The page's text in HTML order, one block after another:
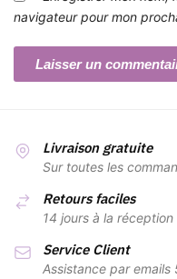
navigateur pour mon
Livraison gratuite
Sur toutes les
Retours faciles
14 jours à la
Service Client
Assistance par emails